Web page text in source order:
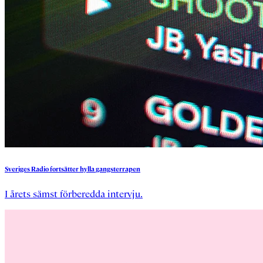
SverigesRadiofortsätterhyllagangsterrapen
I årets sämst förberedda intervju.